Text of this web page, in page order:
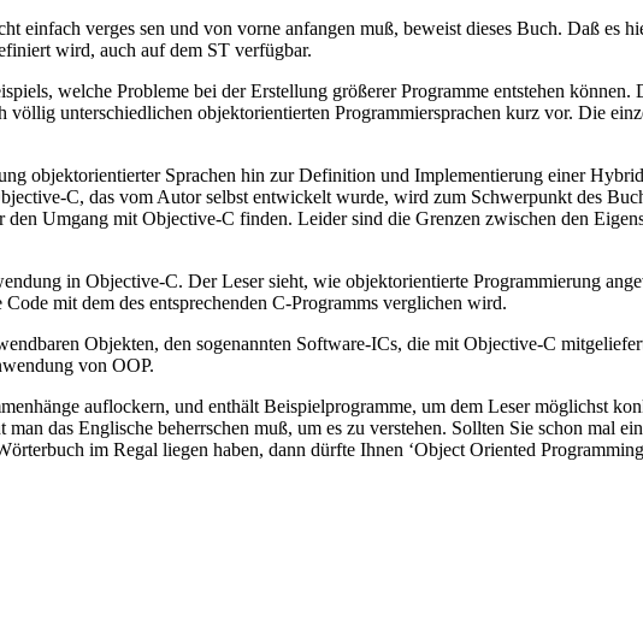
einfach verges sen und von vorne anfangen muß, beweist dieses Buch. Daß es
wird, auch auf dem ST verfügbar.
welche Probleme bei der Erstellung größerer Programme entstehen
unterschiedlichen objektorientierten Programmiersprachen kurz vor. Die
objektorientierter Sprachen hin zur Definition und Implementierung einer
C, das vom Autor selbst entwickelt wurde, wird zum Schwerpunkt des
Umgang mit Objective-C finden. Leider sind die Grenzen zwischen den
in Objective-C. Der Leser sieht, wie objektorientierte Programmierung
mit dem des entsprechenden C-Programms verglichen wird.
Objekten, den sogenannten Software-ICs, die mit Objective-C
von OOP.
auflockern, und enthält Beispielprogramme, um dem Leser möglichst
das Englische beherrschen muß, um es zu verstehen. Sollten Sie schon mal
im Regal liegen haben, dann dürfte Ihnen ‘Object Oriented